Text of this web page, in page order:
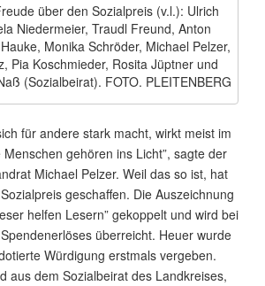
über den Sozialpreis (v.l.): Ulrich
Niedermeier, Traudl Freund, Anton
Monika Schröder, Michael Pelzer,
Pia Koschmieder, Rosita Jüptner und
(Sozialbeirat). FOTO. PLEITENBERG
für andere stark macht, wirkt meist im
Menschen gehören ins Licht”, sagte der
Michael Pelzer. Weil das so ist, hat
geschaffen. Die Auszeichnung
helfen Lesern” gekoppelt und wird bei
überreicht. Heuer wurde
Würdigung erstmals vergeben.
aus dem Sozialbeirat des Landkreises,